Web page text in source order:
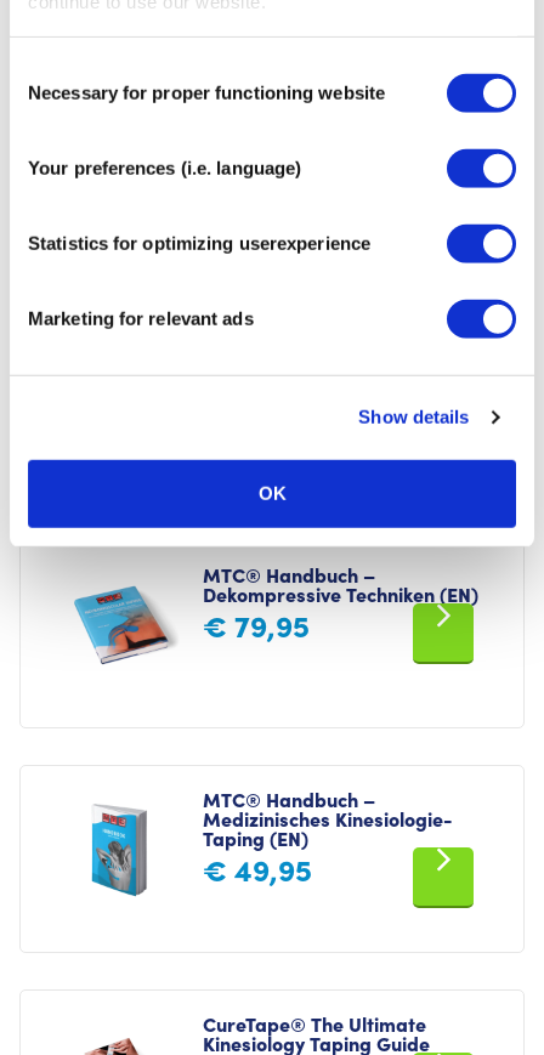
Selection
Necessary for proper functioning website
Your preferences (i.e. language)
Statistics for optimizing userexperience
Marketing for relevant ads
Show details
OK
Reduzierung der Muskelspannung
Lymphknotenbereiche zur Unterstützung der
Schmerzhafte Bewegungseinschränkungen mit
einem klaren einzelnen Schmerzpunkt
Für Sie empfohlen
Gitterpflasters
MTC® Handbuch –
Dekompressive Techniken (EN)
€ 79,95
MTC® Handbuch –
Medizinisches Kinesiologie-
Taping (EN)
€ 49,95
CureTape® The Ultimate
Kinesiology Taping Guide